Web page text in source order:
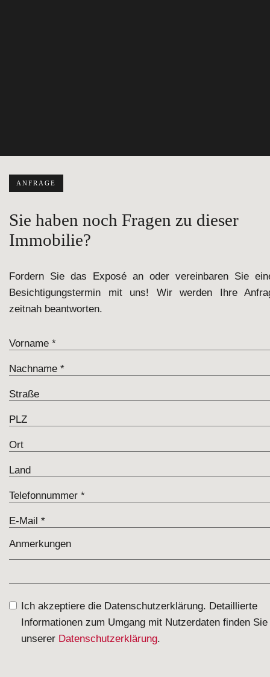
ANFRAGE
Sie haben noch Fragen zu dieser
Immobilie?
Fordern Sie das Exposé an oder vereinbaren Sie
Besichtigungstermin mit uns! Wir werden Ihre
zeitnah beantworten.
Ich akzeptiere die Datenschutzerklärung. Detaillierte
Informationen zum Umgang mit Nutzerdaten finden Sie
unserer Datenschutzerklärung.